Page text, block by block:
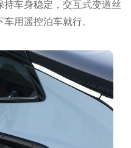
车身稳定，交互式变道丝
用遥控泊车就行。